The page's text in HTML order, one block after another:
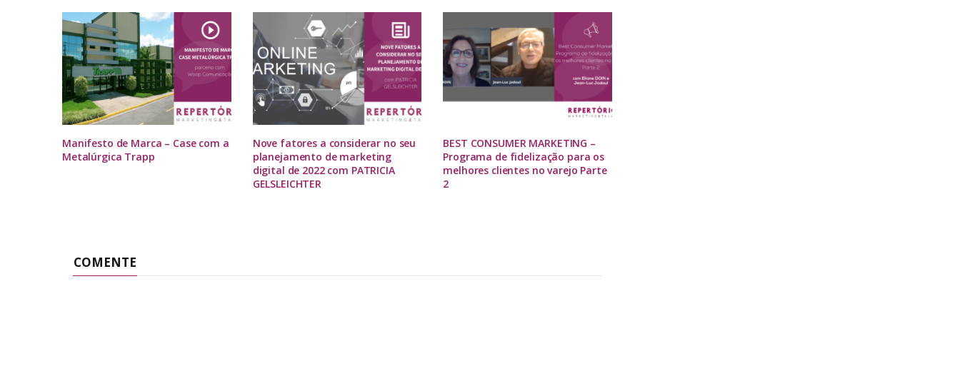
Manifesto de Marca – Case com a
Metalúrgica Trapp
Nove fatores a considerar no seu
planejamento de marketing
digital de 2022 com PATRICIA
GELSLEICHTER
BEST CONSUMER MARKETING –
Programa de fidelização para os
melhores clientes no varejo Parte
2
COMENTE